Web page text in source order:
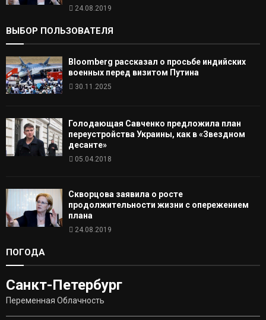
24.08.2019
ВЫБОР ПОЛЬЗОВАТЕЛЯ
Bloomberg рассказал о просьбе индийских
военных перед визитом Путина
30.11.2025
Голодающая Савченко предложила план
переустройства Украины, как в «Звездном
десанте»
05.04.2018
Скворцова заявила о росте
продолжительности жизни с опережением
плана
24.08.2019
ПОГОДА
Санкт-Петербург
Переменная Облачность